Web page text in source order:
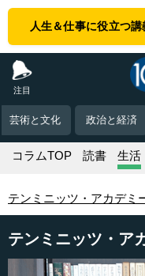
人生＆仕事に役立つ
注目
芸術と文化 政治と経済
コラムTOP 読書 生活
テンミニッツ・アカデミ
テンミニッツ・ア